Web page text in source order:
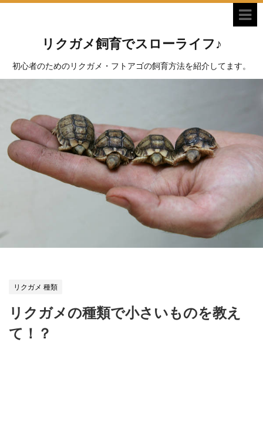
リクガメ飼育でスローライフ♪
初心者のためのリクガメ・フトアゴの飼育方法を紹介してます。
リクガメ 種類
リクガメの種類で小さいものを教え
て！？